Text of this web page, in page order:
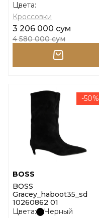
размер 37
Цвета:
Кроссовки
3 206 000 сум
4 580 000 сум
-50%
BOSS
BOSS
Gracey_haboot35_sd
10260862 01
Цвета:
Черный